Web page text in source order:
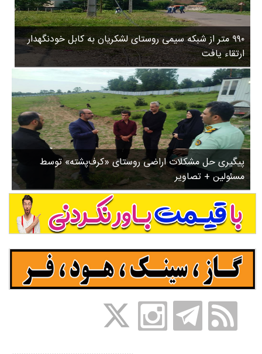
روستاها
ورزشی
سیاسی
چندرسانه ای
مسیر گردشگری دیلمان
درباره ما
۹۹۰ متر از شبکه سیمی روستای لشکریان به کابل خودنگهدار
ارتقاء یافت
پیگیری حل مشکلات اراضی روستای «کرف‌پشته» توسط
مسئولین + تصاویر
۳
۵
۸
ب
ا
ز
ن
ش
س
ت
ش
د
.